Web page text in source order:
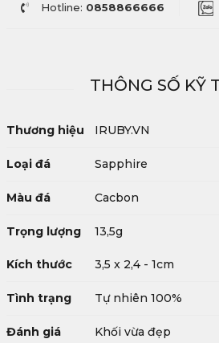
Hotline: 0858866666
THÔNG SỐ KỸ
Thương hiệu IRUBY.VN
Loại đá Sapphire
Màu đá Cacbon
Trọng lượng 13,5g
Kích thước 3,5 x 2,4 - 1cm
Tình trạng Tự nhiên 100%
Đánh giá Khối vừa đẹp